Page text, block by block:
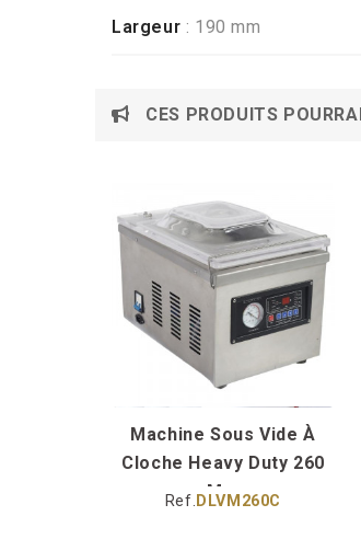
Largeur : 190 mm
CES PRODUITS
Machine Sous Vide À
Cloche Heavy Duty 260
Mm
Ref. DLVM260C